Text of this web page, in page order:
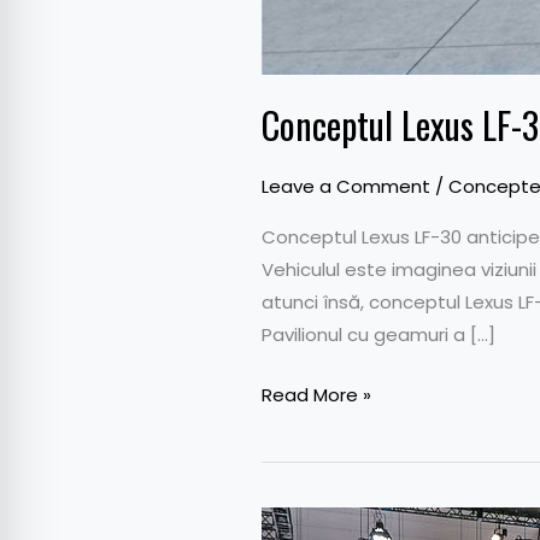
Conceptul Lexus
Leave a Comment / Concepte
Conceptul Lexus LF-30
Vehiculul este imaginea
atunci însă, conceptul Lexus
Pavilionul cu geamuri a […]
Read More »
Salonul